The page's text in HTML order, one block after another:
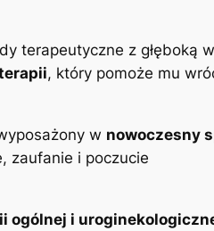
terapeutyczne z głęboką
, który pomoże mu
w nowoczesny
zaufanie i poczucie
ogólnej i